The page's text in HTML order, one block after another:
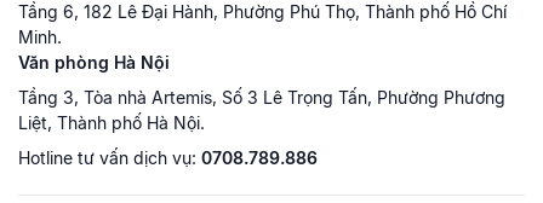
Tầng 6, 182 Lê Đại Hành, Phường Phú Thọ, Thành phố Hồ Chí
Minh.
Văn phòng Hà Nội
Tầng 3, Tòa nhà Artemis, Số 3 Lê Trọng Tấn, Phường Phương
Liệt, Thành phố Hà Nội.
Hotline tư vấn dịch vụ: 0708.789.886